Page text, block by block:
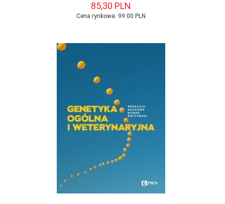
85,30 PLN
Cena rynkowa: 99.00 PLN